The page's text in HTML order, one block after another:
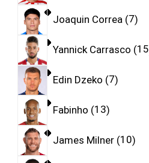
Joaquin Correa 7
Yannick Carrasco 15
Edin Dzeko 7
Fabinho 13
James Milner 10